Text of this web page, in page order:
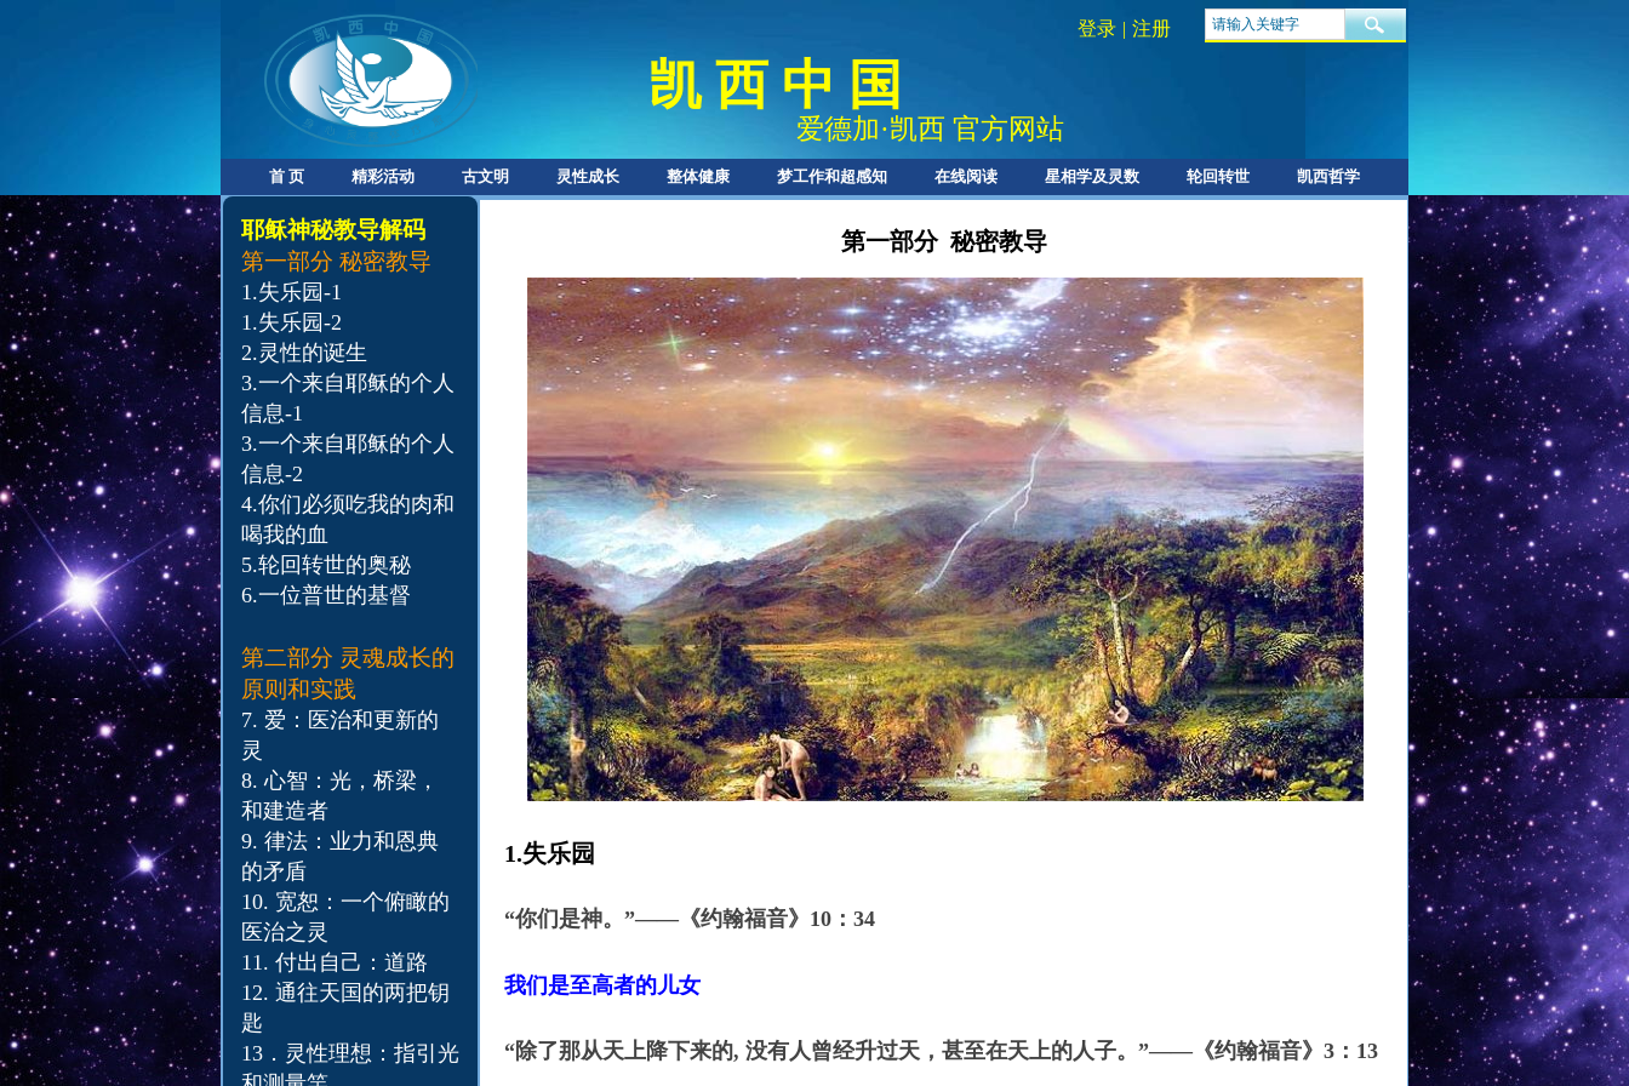
爱德加·凯西 官方网站
凯 西 中 国
登录 | 注册
首 页 精彩活动 古文明 灵性成长 整体健康 梦工作和超感知 在线阅读 星相学及灵数 轮回转世 凯西哲学
耶稣神秘教导解码
第一部分 秘密教导
1.失乐园-1
1.失乐园-2
2.灵性的诞生
3.一个来自耶稣的个人
信息-1
3.一个来自耶稣的个人
信息-2
4.你们必须吃我的肉和
喝我的血
5.轮回转世的奥秘
6.一位普世的基督
第二部分 灵魂成长的
原则和实践
7. 爱：医治和更新的
灵
8. 心智：光，桥梁，
和建造者
9. 律法：业力和恩典
的矛盾
10. 宽恕：一个俯瞰的
医治之灵
11.​ 付出自己：道路
12.​ 通往天国的两把钥
匙
13．灵性理想：指引光
第一部分 秘密教导
1.失乐园
“你们是神。”——《约翰福音》10：34
我们是至高者的儿女
“除了那从天上降下来的, 没有人曾经升过天，甚至在天上的人子。”——《约翰福音》3：13